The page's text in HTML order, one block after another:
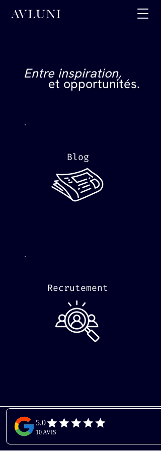
Entre inspiration,
et opportunités.
Blog
Recrutement